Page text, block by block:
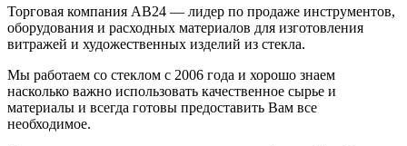
Торговая компания АВ24 — лидер по продаже инструментов,
оборудования и расходных материалов для изготовления
витражей и художественных изделий из стекла.
Мы работаем со стеклом с 2006 года и хорошо знаем
насколько важно использовать качественное сырье и
материалы и всегда готовы предоставить Вам все
необходимое.